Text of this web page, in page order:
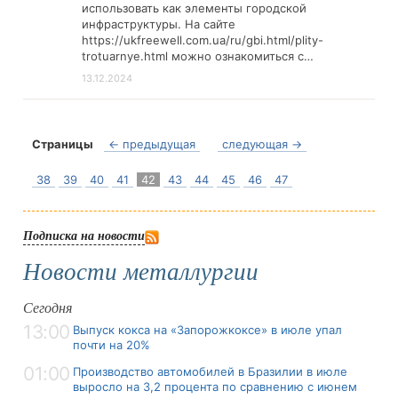
использовать как элементы городской
инфраструктуры. На сайте
https://ukfreewell.com.ua/ru/gbi.html/plity-
trotuarnye.html можно ознакомиться с…
13.12.2024
Страницы ← предыдущая следующая →
38 39 40 41 42 43 44 45 46 47
Подписка на новости
Новости металлургии
Сегодня
13:00 Выпуск кокса на «Запорожкоксе» в июле упал
почти на 20%
01:00 Производство автомобилей в Бразилии в июле
выросло на 3,2 процента по сравнению с июнем